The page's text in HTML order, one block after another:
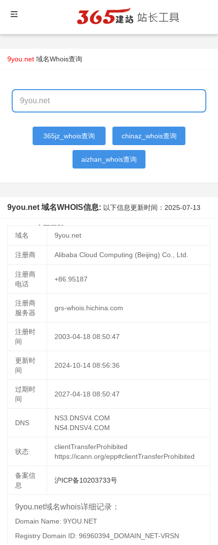
9you.net 域名Whois查询
365jz_whois查询 chinaz_whois查询
aizhan_whois查询
9you.net 域名WHOIS信息: 以下信息更新时间： 2025-07-13
立即更新
域名
9you.net
注册商 Alibaba Cloud Computing (Beijing) Co., Ltd.
注册商
电话
+86.95187
注册商
服务器
grs-whois.hichina.com
注册时
间
2003-04-18 08:50:47
更新时
间
2024-10-14 08:56:36
过期时
间
2027-04-18 08:50:47
DNS
NS3.DNSV4.COM
NS4.DNSV4.COM
状态
clientTransferProhibited
https://icann.org/epp#clientTransferProhibited
备案信
息
沪ICP备10203733号
9you.net域名whois详细记录：
Domain Name: 9YOU.NET
Registry Domain ID: 96960394_DOMAIN_NET-VRSN